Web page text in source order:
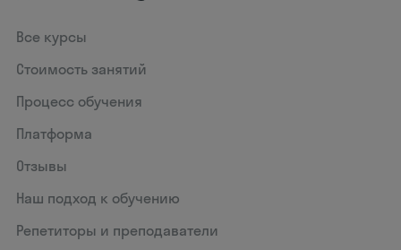
Все курсы
Стоимость занятий
Процесс обучения
Платформа
Отзывы
Наш подход к обучению
Репетиторы и преподаватели